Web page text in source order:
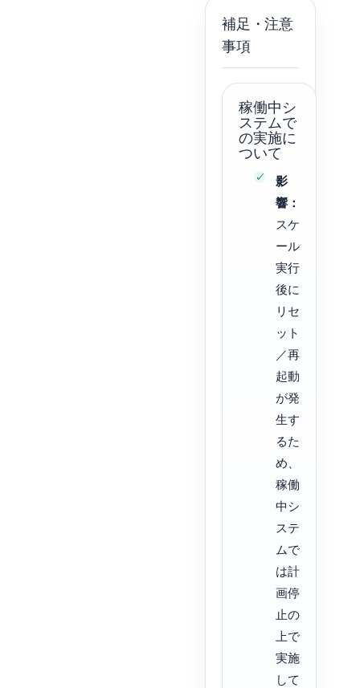
補足・注意
事項
稼働中シ
ステムで
の実施に
ついて
影
響：
スケ
ール
実行
後に
リセ
ット
／再
起動
が発
生す
るた
め、
稼働
中シ
ステ
ムで
は計
画停
止の
上で
実施
して